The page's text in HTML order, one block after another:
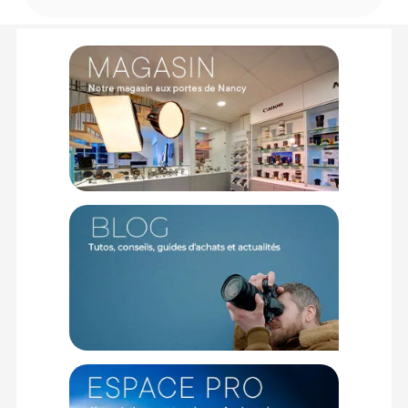
GÉNÉRAL
Fabricant : Sigma
Référence : 592965
TECHNIQUE
Monture : Sony E
Focale : 28 – 70mm
Ouverture : f/2.8 à f/22
Angle de vision : 75,4 à 34,3 degrés
Distance de mise au point min. : 19 à 38cm
Mise au point : AF-S ; AF-A ; AF-C ; MF ; AF sur les yeux
Compatibilité avec les corrections optiques intégrées : Oui
Rapport de reproduction max. : 1:3.3 (W) ; 1:4.6 (T)
CONCEPTION OPTIQUE
Composition : 16 éléments en 12 groupes
Nombre de lamelles : 9
Taille de filtre : 67mm